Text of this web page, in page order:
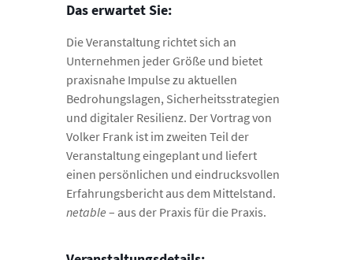
Das erwartet Sie:
Die Veranstaltung richtet sich an
Unternehmen jeder Größe und bietet
praxisnahe Impulse zu aktuellen
Bedrohungslagen, Sicherheitsstrategien
und digitaler Resilienz. Der Vortrag von
Volker Frank ist im zweiten Teil der
Veranstaltung eingeplant und liefert
einen persönlichen und eindrucksvollen
Erfahrungsbericht aus dem Mittelstand.
netable – aus der Praxis für die Praxis.